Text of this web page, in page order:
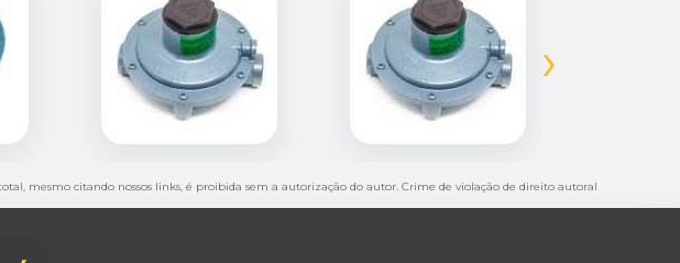
›
mesmo citando nossos links, é proibida sem a autorização do autor. Crime de violação de direito autoral